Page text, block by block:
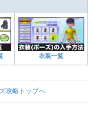
衣装一覧
攻略トップへ